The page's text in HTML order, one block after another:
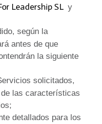
Leadership SL y
según la
antes de que
la siguiente
solicitados,
las características
detallados para los